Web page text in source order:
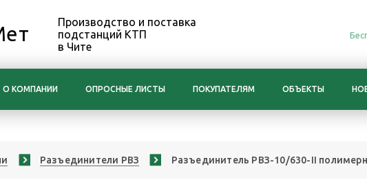
Производство и поставка
подстанций КТП
в Чите
О КОМПАНИИ ОПРОСНЫЕ ЛИСТЫ ПОКУПАТЕЛЯМ ОБЪЕКТЫ
Разъединители РВЗ Разъединитель РВЗ-10/630-II